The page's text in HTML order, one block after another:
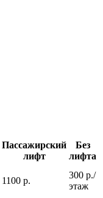
Пассажирский
лифт
Без
лифта
1100 р.
300 р./
этаж